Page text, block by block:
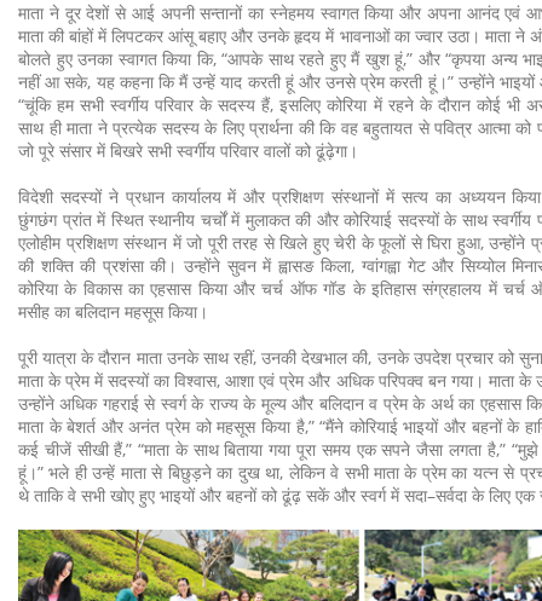
माता ने दूर देशों से आई अपनी सन्तानों का स्नेहमय स्वागत किया और अपना आनंद एवं
माता की बांहों में लिपटकर आंसू बहाए और उनके हृदय में भावनाओं का ज्वार उठा। माता ने
बोलते हुए उनका स्वागत किया कि, “आपके साथ रहते हुए मैं खुश हूं,” और “कृपया अन्य
नहीं आ सके, यह कहना कि मैं उन्हें याद करती हूं और उनसे प्रेम करती हूं।” उन्होंने
“चूंकि हम सभी स्वर्गीय परिवार के सदस्य हैं, इसलिए कोरिया में रहने के दौरान कोई भी
साथ ही माता ने प्रत्येक सदस्य के लिए प्रार्थना की कि वह बहुतायत से पवित्र आत्मा को
जो पूरे संसार में बिखरे सभी स्वर्गीय परिवार वालों को ढूंढ़ेगा।
विदेशी सदस्यों ने प्रधान कार्यालय में और प्रशिक्षण संस्थानों में सत्य का अध्ययन
छुंगछंग प्रांत में स्थित स्थानीय चर्चों में मुलाकत की और कोरियाई सदस्यों के साथ स्वर्गीय
एलोहीम प्रशिक्षण संस्थान में जो पूरी तरह से खिले हुए चेरी के फूलों से घिरा हुआ, उन्होंने
की शक्ति की प्रशंसा की। उन्होंने सुवन में ह्वासङ किला, ग्वांगह्वा गेट और सिय्योल
कोरिया के विकास का एहसास किया और चर्च ऑफ गॉड के इतिहास संग्रहालय में
मसीह का बलिदान महसूस किया।
पूरी यात्रा के दौरान माता उनके साथ रहीं, उनकी देखभाल की, उनके उपदेश प्रचार को
माता के प्रेम में सदस्यों का विश्वास, आशा एवं प्रेम और अधिक परिपक्व बन गया। माता के
उन्होंने अधिक गहराई से स्वर्ग के राज्य के मूल्य और बलिदान व प्रेम के अर्थ का एहसास
माता के बेशर्त और अनंत प्रेम को महसूस किया है,” “मैंने कोरियाई भाइयों और बहनों के
कई चीजें सीखी हैं,” “माता के साथ बिताया गया पूरा समय एक सपने जैसा लगता है,”
हूं।” भले ही उन्हें माता से बिछुड़ने का दुख था, लेकिन वे सभी माता के प्रेम का यत्न से
थे ताकि वे सभी खोए हुए भाइयों और बहनों को ढूंढ़ सकें और स्वर्ग में सदा–सर्वदा के लिए